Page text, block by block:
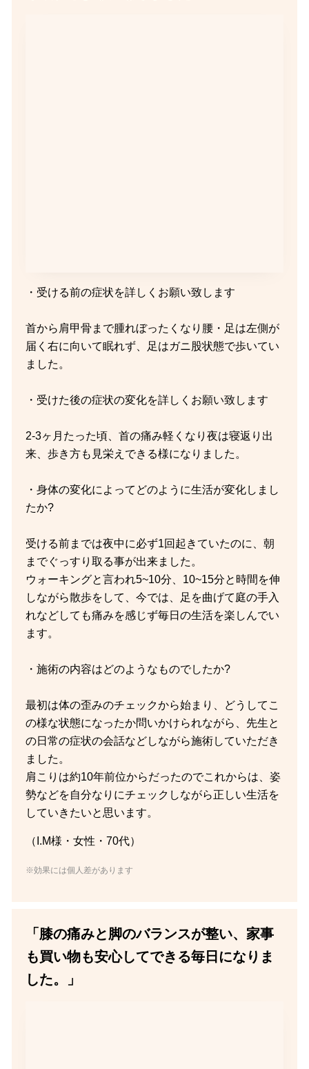
・受ける前の症状を詳しくお願い致します
首から肩甲骨まで腫れぼったくなり腰・足は左側が
届く右に向いて眠れず、足はガニ股状態で歩いてい
ました。
・受けた後の症状の変化を詳しくお願い致します
2-3ヶ月たった頃、首の痛み軽くなり夜は寝返り出
来、歩き方も見栄えできる様になりました。
・身体の変化によってどのように生活が変化しまし
たか?
受ける前までは夜中に必ず1回起きていたのに、朝
までぐっすり取る事が出来ました。
ウォーキングと言われ5~10分、10~15分と時間を伸
しながら散歩をして、今では、足を曲げて庭の手入
れなどしても痛みを感じず毎日の生活を楽しんでい
ます。
・施術の内容はどのようなものでしたか?
最初は体の歪みのチェックから始まり、どうしてこ
の様な状態になったか問いかけられながら、先生と
の日常の症状の会話などしながら施術していただき
ました。
肩こりは約10年前位からだったのでこれからは、姿
勢などを自分なりにチェックしながら正しい生活を
していきたいと思います。
（I.M様・女性・70代）
※効果には個人差があります
「膝の痛みと脚のバランスが整い、家事
も買い物も安心してできる毎日になりま
した。」